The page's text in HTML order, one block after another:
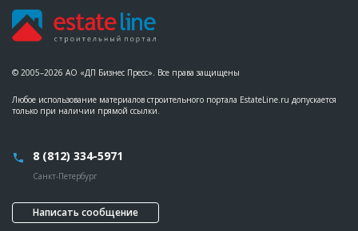
© 2005–2026 АО «ДП Бизнес Пресс». Все права защищены
Любое использование материалов строительного портала EstateLine.ru допускается
только при наличии прямой ссылки.
8 (812) 334-5971
Санкт-Петербург
Написать сообщение